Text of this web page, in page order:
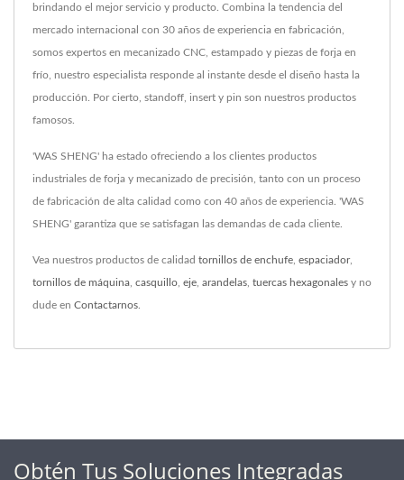
brindando el mejor servicio y producto. Combina la tendencia del
mercado internacional con 30 años de experiencia en fabricación,
somos expertos en mecanizado CNC, estampado y piezas de forja en
frío, nuestro especialista responde al instante desde el diseño hasta la
producción. Por cierto, standoff, insert y pin son nuestros productos
famosos.
'WAS SHENG' ha estado ofreciendo a los clientes productos
industriales de forja y mecanizado de precisión, tanto con un proceso
de fabricación de alta calidad como con 40 años de experiencia. 'WAS
SHENG' garantiza que se satisfagan las demandas de cada cliente.
Vea nuestros productos de calidad tornillos de enchufe espaciador,
tornillos de máquina casquillo eje arandelas tuercas hexagonales y no
dude en Contactarnos
Obtén Tus Soluciones Integradas